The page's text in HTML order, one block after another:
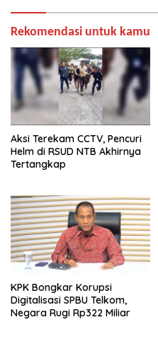
Rekomendasi untuk kamu
Aksi Terekam CCTV, Pencuri
Helm di RSUD NTB Akhirnya
Tertangkap
KPK Bongkar Korupsi
Digitalisasi SPBU Telkom,
Negara Rugi Rp322 Miliar